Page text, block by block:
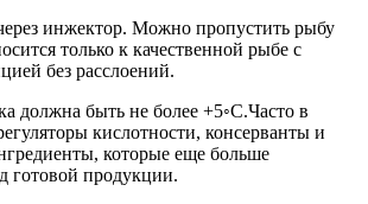
инжектор. Можно пропустить рыбу
только к качественной рыбе с
без расслоений.
должна быть не более +5◦С.Часто в
кислотности, консерванты и
которые еще больше
готовой продукции.